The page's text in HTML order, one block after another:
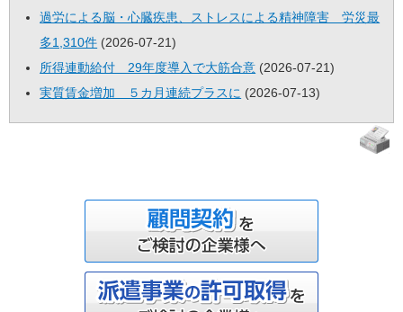
過労による脳・心臓疾患、ストレスによる精神障害 労災最
多1,310件 (2026-07-21)
所得連動給付 29年度導入で大筋合意 (2026-07-21)
実質賃金増加 ５カ月連続プラスに (2026-07-13)